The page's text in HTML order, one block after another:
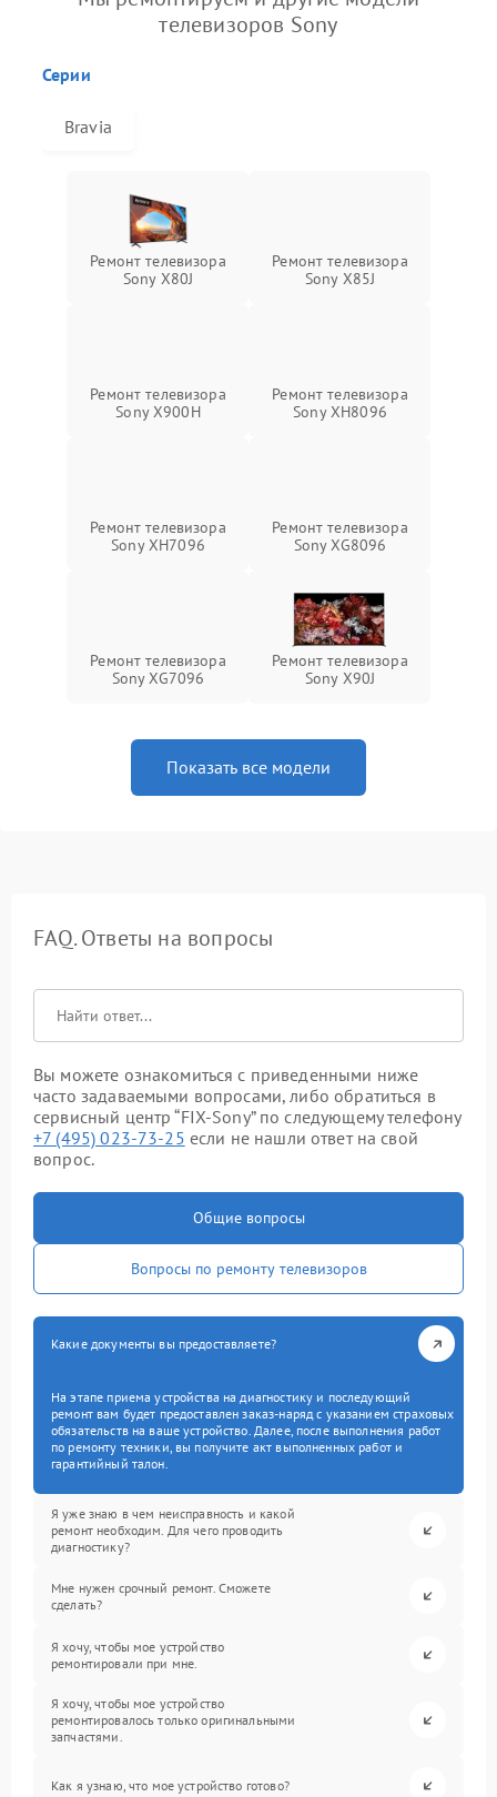
телевизоров Sony
Серии
Bravia
Ремонт телевизора
Sony X80J
Ремонт телевизора
Sony X85J
Ремонт телевизора
Sony X900H
Ремонт телевизора
Sony XH8096
Ремонт телевизора
Sony XH7096
Ремонт телевизора
Sony XG8096
Ремонт телевизора
Sony XG7096
Ремонт телевизора
Sony X90J
Показать все модели
FAQ. Ответы на вопросы
Вы можете ознакомиться с приведенными ниже
часто задаваемыми вопросами, либо обратиться в
сервисный центр “FIX-Sony” по следующему телефону
+7 (495) 023-73-25 если не нашли ответ на свой
вопрос.
Общие вопросы
Вопросы по ремонту телевизоров
Какие документы вы предоставляете?
На этапе приема устройства на диагностику и последующий
ремонт вам будет предоставлен заказ-наряд с указанием страховых
обязательств на ваше устройство. Далее, после выполнения работ
по ремонту техники, вы получите акт выполненных работ и
гарантийный талон.
Я уже знаю в чем неисправность и какой
ремонт необходим. Для чего проводить
диагностику?
Мне нужен срочный ремонт. Сможете
сделать?
Я хочу, чтобы мое устройство
ремонтировали при мне.
Я хочу, чтобы мое устройство
ремонтировалось только оригинальными
запчастями.
Как я узнаю, что мое устройство готово?